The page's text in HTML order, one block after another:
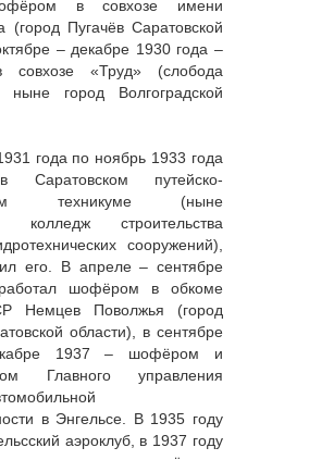
в совхозе имени
(город Пугачёв Саратовской
– декабре 1930 года –
«Труд» (слобода
ныне город Волгоградской
года по ноябрь 1933 года
Саратовском путейско-
техникуме (ныне
колледж строительства
сооружений),
его. В апреле – сентябре
шофёром в обкоме
Немцев Поволжья (город
области), в сентябре
1937 – шофёром и
Главного управления
в Энгельсе. В 1935 году
аэроклуб, в 1937 году